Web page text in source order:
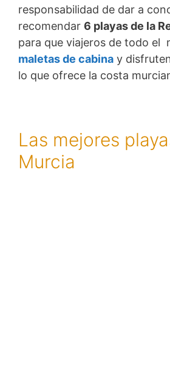
responsabilidad de dar a
recomendar 6 playas de la
para que viajeros de todo el
maletas de cabina y
lo que ofrece la costa
Las mejores
Murcia